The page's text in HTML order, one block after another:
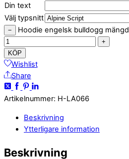
Din text
Välj typsnitt
− Hoodie engelsk bulldogg mängd
+
KÖP
Wishlist
Share
Artikelnummer: H-LA066
Beskrivning
Ytterligare information
Beskrivning